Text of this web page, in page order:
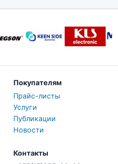
Покупателям
Прайс-листы
Услуги
Публикации
Новости
Контакты